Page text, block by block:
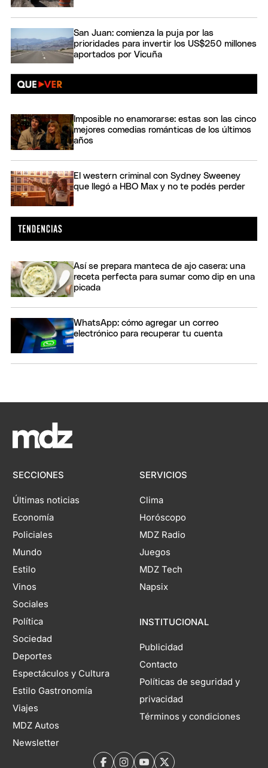
San Juan: comienza la puja por las
prioridades para invertir los US$250 millones
aportados por Vicuña
Imposible no enamorarse: estas son las cinco
mejores comedias románticas de los últimos
años
El western criminal con Sydney Sweeney
que llegó a HBO Max y no te podés perder
Así se prepara manteca de ajo casera: una
receta perfecta para sumar como dip en una
picada
WhatsApp: cómo agregar un correo
electrónico para recuperar tu cuenta
SECCIONES
Últimas noticias
Economía
Policiales
Mundo
Estilo
Vinos
Sociales
Política
Sociedad
Deportes
Espectáculos y Cultura
Estilo Gastronomía
Viajes
MDZ Autos
Newsletter
SERVICIOS
Clima
Horóscopo
MDZ Radio
Juegos
MDZ Tech
Napsix
INSTITUCIONAL
Publicidad
Contacto
Políticas de seguridad y
privacidad
Términos y condiciones